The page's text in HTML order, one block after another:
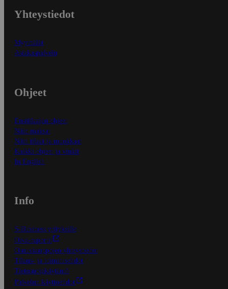
Yhteystiedot
Myymälät
Asiakaspalvelu
Ohjeet
Ensitilaajan ohjeet
Näin maksat
Näin tilaat ja muokkaat
Kaikki ohjeet ja vinkit
In English
Info
S-Business yrityksille
Oiva-raportit
Osuuskauppojen yhteystiedot
Tilaus- ja toimitusehdot
Tietosuojakäytäntö
Palvelun käyttöehdot